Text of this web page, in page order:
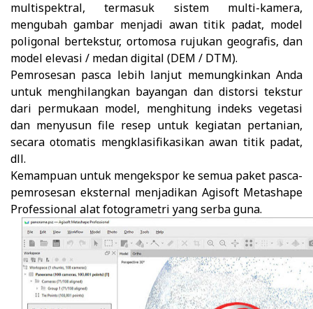
multispektral, termasuk sistem multi-kamera,
mengubah gambar menjadi awan titik padat, model
poligonal bertekstur, ortomosa rujukan geografis, dan
model elevasi / medan digital (DEM / DTM).
Pemrosesan pasca lebih lanjut memungkinkan Anda
untuk menghilangkan bayangan dan distorsi tekstur
dari permukaan model, menghitung indeks vegetasi
dan menyusun file resep untuk kegiatan pertanian,
secara otomatis mengklasifikasikan awan titik padat,
dll.
Kemampuan untuk mengekspor ke semua paket pasca-
pemrosesan eksternal menjadikan Agisoft Metashape
Professional alat fotogrametri yang serba guna.